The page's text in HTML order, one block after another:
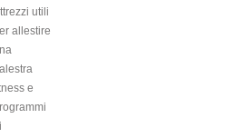
utili
allestire
e